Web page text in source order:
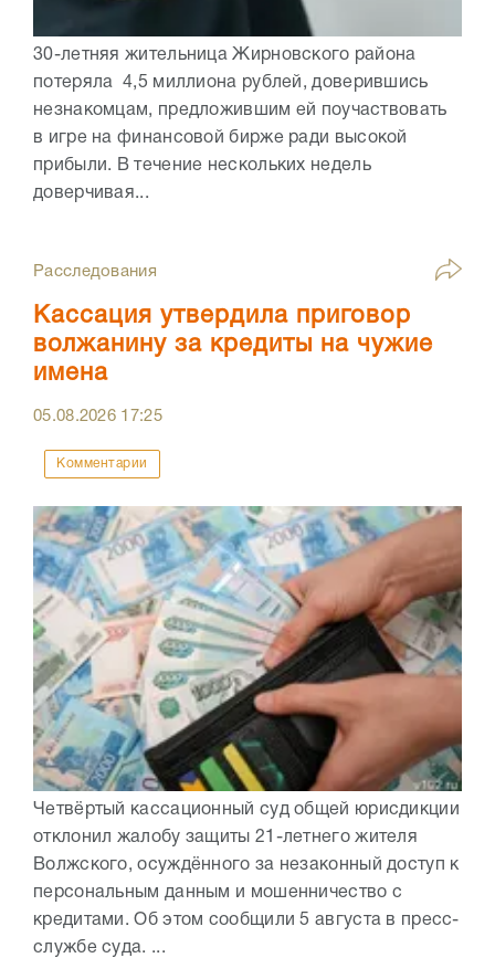
30-летняя жительница Жирновского района
потеряла 4,5 миллиона рублей, доверившись
незнакомцам, предложившим ей поучаствовать
в игре на финансовой бирже ради высокой
прибыли. В течение нескольких недель
доверчивая...
Расследования
Кассация утвердила приговор
волжанину за кредиты на чужие
имена
05.08.2026 17:25
Комментарии
Четвёртый кассационный суд общей юрисдикции
отклонил жалобу защиты 21-летнего жителя
Волжского, осуждённого за незаконный доступ к
персональным данным и мошенничество с
кредитами. Об этом сообщили 5 августа в пресс-
службе суда. ...